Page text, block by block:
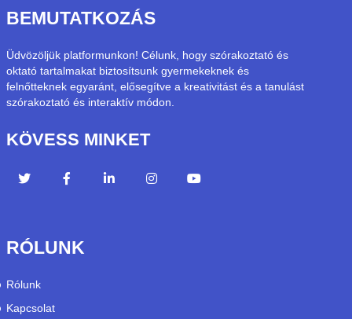
BEMUTATKOZÁS
Üdvözöljük platformunkon! Célunk, hogy szórakoztató és
oktató tartalmakat biztosítsunk gyermekeknek és
felnőtteknek egyaránt, elősegítve a kreativitást és a tanulást
szórakoztató és interaktív módon.
KÖVESS MINKET
RÓLUNK
Rólunk
Kapcsolat